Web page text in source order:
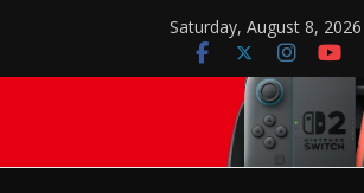
content
Saturday, August 8, 2026